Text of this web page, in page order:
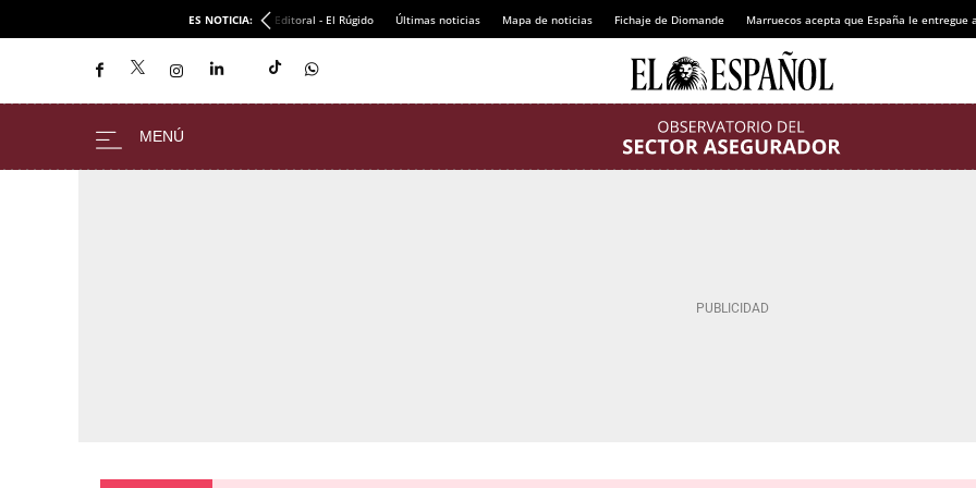
ES NOTICIA: Editoral - El Rúgido Últimas noticias Mapa de noticias Fichaje de Diomande Marruecos acepta que España le entregue